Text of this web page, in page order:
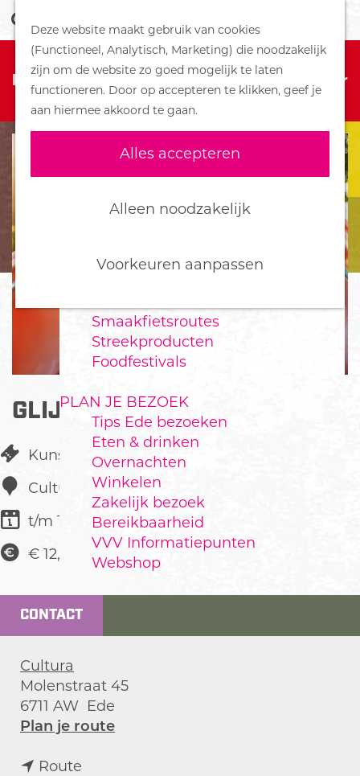
Deze website maakt gebruik van cookies
(Functioneel, Analytisch, Marketing) die noodzakelijk
zijn om de website zo goed mogelijk te laten
functioneren. Door op accepteren te klikken, geef je
aan hiermee akkoord te gaan.
Alles accepteren
Alleen noodzakelijk
Voorkeuren aanpassen
G
n
a
o
m
e
p
o
e
k
e
n
M
e
n
u
DORPEN
Bennekom
De Klomp
Deelen
Ederveen
Harskamp
Hoenderloo
Wekerom
Smaakfietsroutes
Streekproducten
Foodfestivals
PLAN JE BEZOEK
Tips Ede bezoeken
Eten & drinken
Overnachten
Winkelen
Zakelijk bezoek
Bereikbaarheid
VVV Informatiepunten
Webshop
Sorry, deze activiteit is niet meer
beschikbaar. Bekijk het
actuele aanbod
voor
de beschikbare opties.
GLIJBAAN (2-6 JAAR)
Kunst & Cultuur
Cultura
t/m 1 maart
€ 12,50
CONTACT
Cultura
Molenstraat 45
6711 AW Ede
Plan je routen
Route